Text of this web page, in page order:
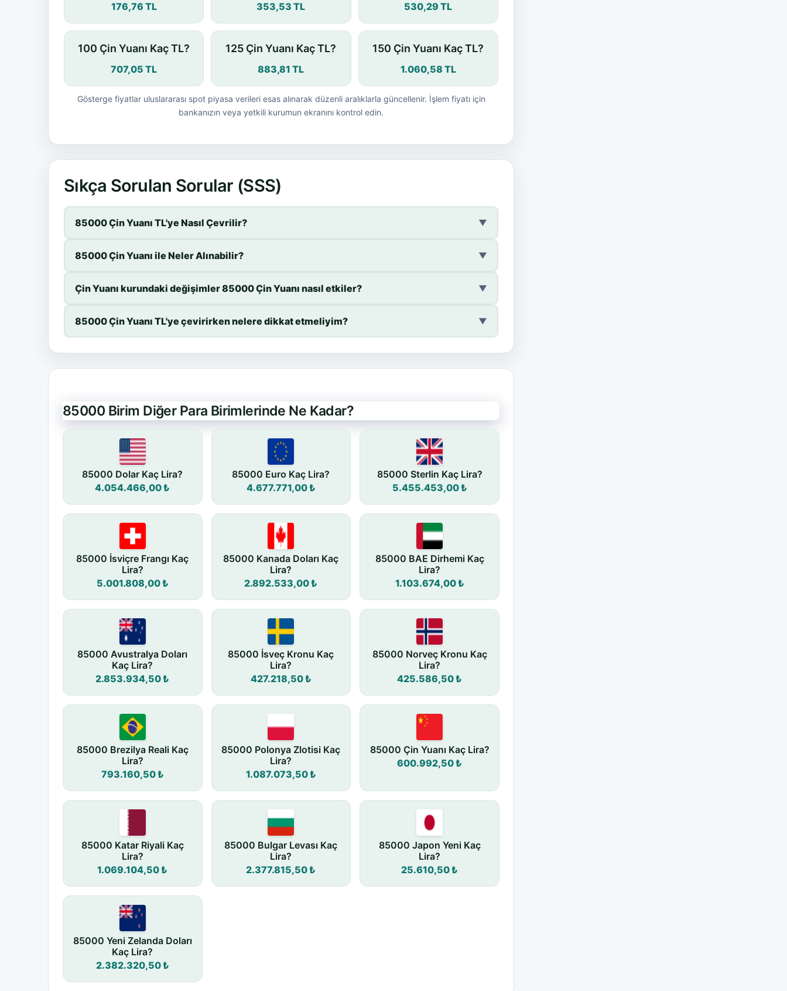
176,76 TL 353,53 TL 530,29 TL
100 Çin Yuanı Kaç TL?
707,05 TL
125 Çin Yuanı Kaç TL?
883,81 TL
150 Çin Yuanı Kaç TL?
1.060,58 TL
Gösterge fiyatlar uluslararası spot piyasa verileri esas alınarak düzenli aralıklarla güncellenir. İşlem fiyatı için
bankanızın veya yetkili kurumun ekranını kontrol edin.
Sıkça Sorulan Sorular (SSS)
85000 Çin Yuanı TL'ye Nasıl Çevrilir? ▼
85000 Çin Yuanı ile Neler Alınabilir? ▼
Çin Yuanı kurundaki değişimler 85000 Çin Yuanı nasıl etkiler? ▼
85000 Çin Yuanı TL'ye çevirirken nelere dikkat etmeliyim? ▼
85000 Birim Diğer Para Birimlerinde Ne Kadar?
85000 Dolar Kaç Lira?
4.054.466,00 ₺
85000 Euro Kaç Lira?
4.677.771,00 ₺
85000 Sterlin Kaç Lira?
5.455.453,00 ₺
85000 İsviçre Frangı Kaç
Lira?
5.001.808,00 ₺
85000 Kanada Doları Kaç
Lira?
2.892.533,00 ₺
85000 BAE Dirhemi Kaç
Lira?
1.103.674,00 ₺
85000 Avustralya Doları
Kaç Lira?
2.853.934,50 ₺
85000 İsveç Kronu Kaç
Lira?
427.218,50 ₺
85000 Norveç Kronu Kaç
Lira?
425.586,50 ₺
85000 Brezilya Reali Kaç
Lira?
793.160,50 ₺
85000 Polonya Zlotisi Kaç
Lira?
1.087.073,50 ₺
85000 Çin Yuanı Kaç Lira?
600.992,50 ₺
85000 Katar Riyali Kaç
Lira?
1.069.104,50 ₺
85000 Bulgar Levası Kaç
Lira?
2.377.815,50 ₺
85000 Japon Yeni Kaç
Lira?
25.610,50 ₺
85000 Yeni Zelanda Doları
Kaç Lira?
2.382.320,50 ₺